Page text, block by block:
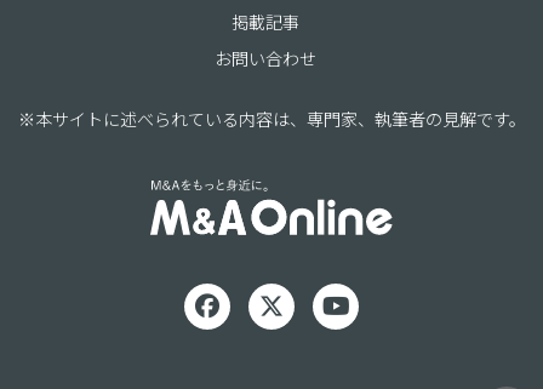
掲載記事
お問い合わせ
※本サイトに述べられている内容は、専門家、執筆者の見解です。